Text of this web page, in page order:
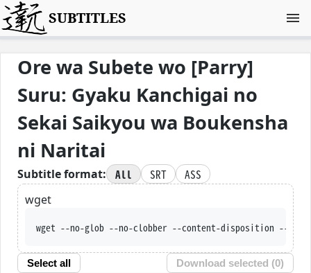
SUBTITLES
Ore wa Subete wo [Parry]
Suru: Gyaku Kanchigai no
Sekai Saikyou wa Boukensha
ni Naritai
Subtitle format: All SRT
ASS
wget
wget --no-glob --no-clobber --content-
Select all Download selected (0)